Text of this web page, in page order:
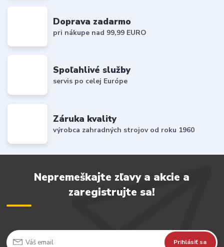
Doprava zadarmo
pri nákupe nad 99,99 EURO
Spoľahlivé služby
servis po celej Európe
Záruka kvality
výrobca zahradných strojov od roku 1960
Nepremeškajte zľavy a akcie a
zaregistrujte sa!
Prihlásiť sa